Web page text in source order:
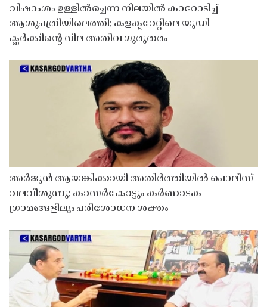
വിഷാംശം ഉള്ളിൽച്ചെന്ന നിലയിൽ കാറോടിച്ച്
ആശുപത്രിയിലെത്തി; കളക്ടറേറ്റിലെ യുഡി
ക്ലർക്കിൻ്റെ നില അതീവ ഗുരുതരം
അർജുൻ ആയങ്കിക്കായി അതിർത്തിയിൽ പൊലീസ്
വലവീശുന്നു; കാസർകോട്ടും കർണാടക
ഗ്രാമങ്ങളിലും പരിശോധന ശക്തം